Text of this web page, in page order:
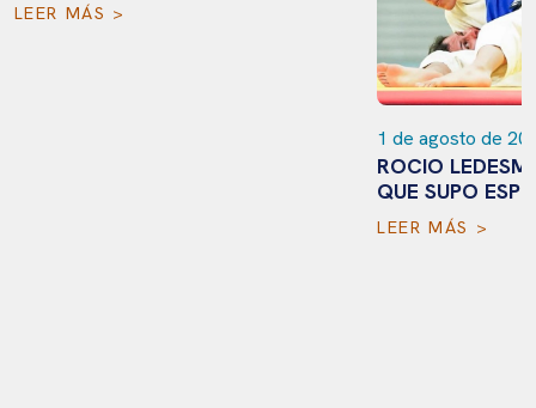
LEER MÁS >
1 de agosto de
ROCIO
QUE SUPO
LEER MÁS >